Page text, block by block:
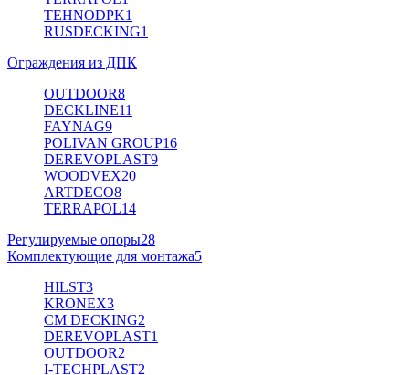
TEHNODPK1
RUSDECKING1
Ограждения из ДПК
OUTDOOR8
DECKLINE11
FAYNAG9
POLIVAN GROUP16
DEREVOPLAST9
WOODVEX20
ARTDECO8
TERRAPOL14
Регулируемые опоры28
Комплектующие для монтажа5
HILST3
KRONEX3
CM DECKING2
DEREVOPLAST1
OUTDOOR2
I-TECHPLAST2